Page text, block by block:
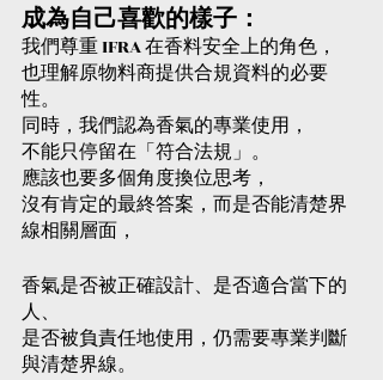
成為自己喜歡的樣子：
我們尊重 IFRA 在香料安全上的角色，
也理解原物料商提供合規資料的必要
性。
同時，我們認為香氣的專業使用，
不能只停留在「符合法規」。
應該也要多個角度換位思考，
沒有肯定的最終答案，而是否能清楚界
線相關層面，
香氣是否被正確設計、是否適合當下的
人、
是否被負責任地使用，仍需要專業判斷
與清楚界線。